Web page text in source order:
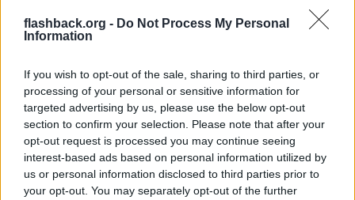
flashback.org - Do Not Process My Personal
Information
If you wish to opt-out of the sale, sharing to third parties, or
processing of your personal or sensitive information for
targeted advertising by us, please use the below opt-out
section to confirm your selection. Please note that after your
opt-out request is processed you may continue seeing
interest-based ads based on personal information utilized by
us or personal information disclosed to third parties prior to
your opt-out. You may separately opt-out of the further
Man får väl hoppas på rättvisan kommer ifatt Taco Boy. Sex med
Några bilder på hans håriga röv mellan en 13 åring tjejs lår lär bli
hans undergång.
2025-11-07, 21:37
Haddoque2
Reg: Jan 2020
Inlägg: 2 137
Citat: